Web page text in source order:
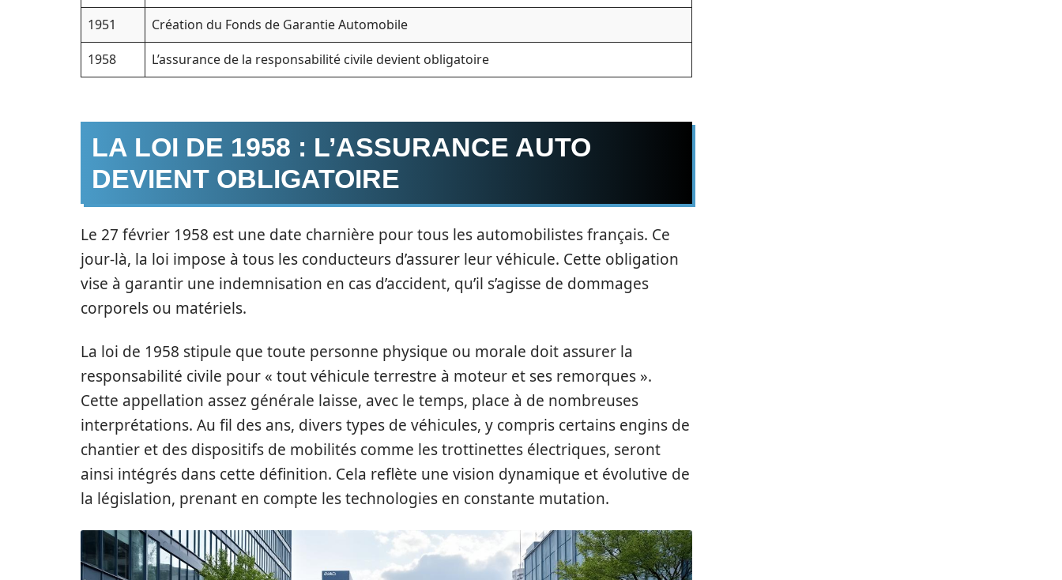
1951
Création du Fonds de Garantie Automobile
1958
L’assurance de la responsabilité civile devient obligatoire
LA LOI DE 1958 : L’ASSURANCE AUTO
DEVIENT OBLIGATOIRE
Le 27 février 1958 est une date charnière pour tous les automobilistes français. Ce
jour-là, la loi impose à tous les conducteurs d’assurer leur véhicule. Cette obligation
vise à garantir une indemnisation en cas d’accident, qu’il s’agisse de dommages
corporels ou matériels.
La loi de 1958 stipule que toute personne physique ou morale doit assurer la
responsabilité civile pour « tout véhicule terrestre à moteur et ses remorques ».
Cette appellation assez générale laisse, avec le temps, place à de nombreuses
interprétations. Au fil des ans, divers types de véhicules, y compris certains engins de
chantier et des dispositifs de mobilités comme les trottinettes électriques, seront
ainsi intégrés dans cette définition. Cela reflète une vision dynamique et évolutive de
la législation, prenant en compte les technologies en constante mutation.